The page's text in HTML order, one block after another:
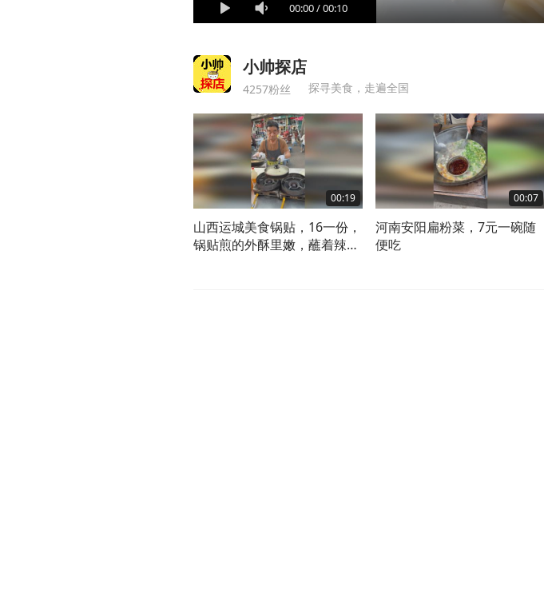
00:00/00:10
小帅探店
4257粉丝 探寻美食，走遍全国
00:19
山西运城美食锅贴，16一份，
锅贴煎的外酥里嫩，蘸着辣油
00:07
河南安阳扁粉菜，7元一碗随
便吃